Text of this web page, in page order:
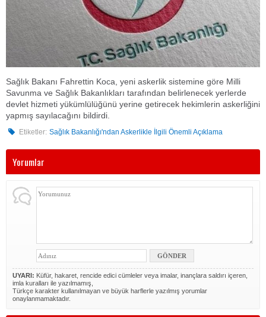
Sağlık Bakanı Fahrettin Koca, yeni askerlik sistemine göre Milli
Savunma ve Sağlık Bakanlıkları tarafından belirlenecek yerlerde
devlet hizmeti yükümlülüğünü yerine getirecek hekimlerin askerliğini
yapmış sayılacağını bildirdi.
Etiketler: Sağlık Bakanlığı'ndan Askerlikle İlgili Önemli Açıklama
Yorumlar
UYARI: Küfür, hakaret, rencide edici cümleler veya imalar, inançlara saldırı içeren,
imla kuralları ile yazılmamış,
Türkçe karakter kullanılmayan ve büyük harflerle yazılmış yorumlar
onaylanmamaktadır.